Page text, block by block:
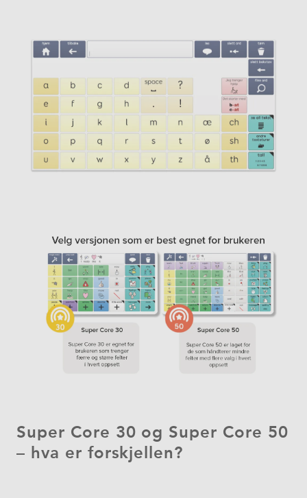
Super Core 30 og Super Core 50
– hva er forskjellen?